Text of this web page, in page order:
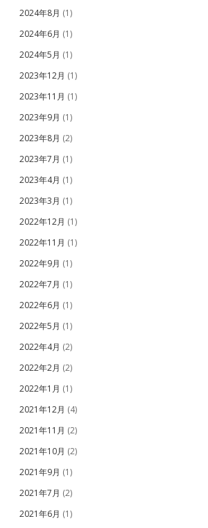
2024年8月 (1)
2024年6月 (1)
2024年5月 (1)
2023年12月 (1)
2023年11月 (1)
2023年9月 (1)
2023年8月 (2)
2023年7月 (1)
2023年4月 (1)
2023年3月 (1)
2022年12月 (1)
2022年11月 (1)
2022年9月 (1)
2022年7月 (1)
2022年6月 (1)
2022年5月 (1)
2022年4月 (2)
2022年2月 (2)
2022年1月 (1)
2021年12月 (4)
2021年11月 (2)
2021年10月 (2)
2021年9月 (1)
2021年7月 (2)
2021年6月 (1)